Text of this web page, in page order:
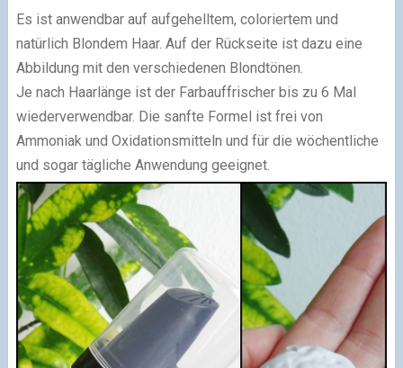
Es ist anwendbar auf aufgehelltem, coloriertem und
natürlich Blondem Haar. Auf der Rückseite ist dazu eine
Abbildung mit den verschiedenen Blondtönen.
Je nach Haarlänge ist der Farbauffrischer bis zu 6 Mal
wiederverwendbar. Die sanfte Formel ist frei von
Ammoniak und Oxidationsmitteln und für die wöchentliche
und sogar tägliche Anwendung geeignet.